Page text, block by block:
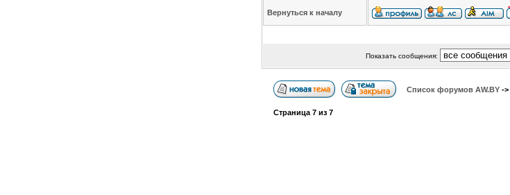
Вернуться к началу
Показать сообщения:
Список форумов АW.BY ->
Страница 7 из 7